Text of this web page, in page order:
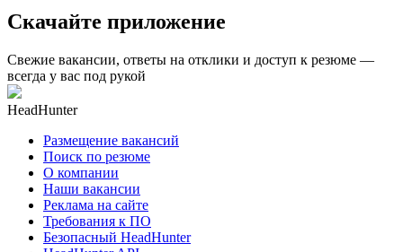
Скачайте приложение
Свежие вакансии, ответы на отклики и доступ к резюме —
всегда у вас под рукой
HeadHunter
Размещение вакансий
Поиск по резюме
О компании
Наши вакансии
Реклама на сайте
Требования к ПО
Безопасный HeadHunter